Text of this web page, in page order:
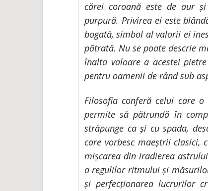
cărei coroană este de aur
purpură. Privirea ei este
bogată, simbol al valorii ei
pătrată. Nu se poate descrie
înalta valoare a acestei
pentru oamenii de rând sub
Filosofia conferă celui care
permite să pătrundă în
străpunge ca și cu spada,
care vorbesc maeștrii
mișcarea din iradierea
a regulilor ritmului și
și perfecționarea lucrurilor